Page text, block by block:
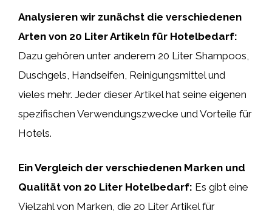
Analysieren wir zunächst die verschiedenen
Arten von 20 Liter Artikeln für Hotelbedarf:
Dazu gehören unter anderem 20 Liter Shampoos,
Duschgels, Handseifen, Reinigungsmittel und
vieles mehr. Jeder dieser Artikel hat seine eigenen
spezifischen Verwendungszwecke und Vorteile für
Hotels.
Ein Vergleich der verschiedenen Marken und
Qualität von 20 Liter Hotelbedarf: Es gibt eine
Vielzahl von Marken, die 20 Liter Artikel für